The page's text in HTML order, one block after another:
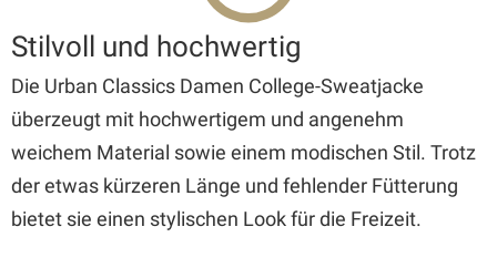
Stilvoll und hochwertig
Die Urban Classics Damen College-Sweatjacke
überzeugt mit hochwertigem und angenehm
weichem Material sowie einem modischen Stil. Trotz
der etwas kürzeren Länge und fehlender Fütterung
bietet sie einen stylischen Look für die Freizeit.